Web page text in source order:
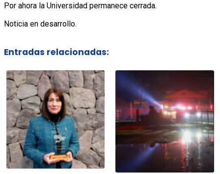
Por ahora la Universidad permanece cerrada.
Noticia en desarrollo.
Entradas relacionadas: